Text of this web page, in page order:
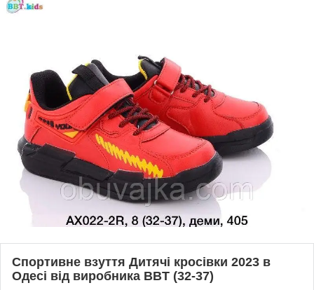
Спортивне взуття Дитячі кросівки 2023 в
Одесі від виробника BBT (32-37)